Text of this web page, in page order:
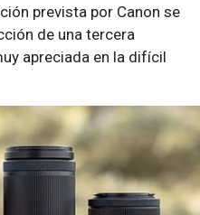
prevista por Canon se
de una tercera
apreciada en la difícil